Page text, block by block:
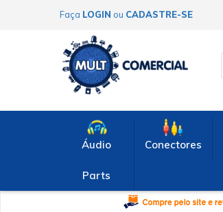
Faça LOGIN ou CADASTRE-SE
Áudio
Parts
Conectores